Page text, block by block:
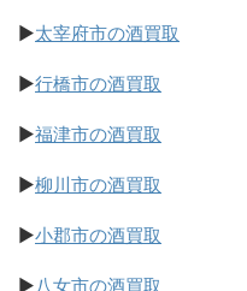
▶太宰府市の酒買取
▶行橋市の酒買取
▶福津市の酒買取
▶柳川市の酒買取
▶小郡市の酒買取
▶八女市の酒買取